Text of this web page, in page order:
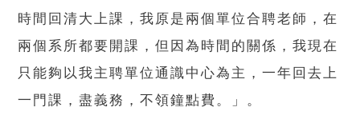
時間回清大上課，我原是兩個單位合聘老師，在
兩個系所都要開課，但因為時間的關係，我現在
只能夠以我主聘單位通識中心為主，一年回去上
一門課，盡義務，不領鐘點費。」。